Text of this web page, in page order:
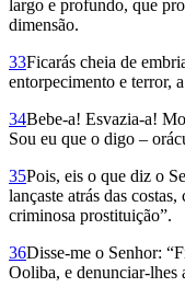
largo e profundo, que
dimensão.
33Ficarás cheia de
entorpecimento e terror,
34Bebe-a! Esvazia-a!
Sou eu que o digo –
35Pois, eis o que diz o
lançaste atrás das
criminosa prostituição”.
36Disse-me o Senhor:
Ooliba, e denunciar-lhes